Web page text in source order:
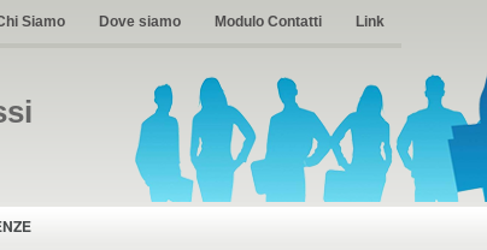
Siamo Dove siamo Modulo Contatti Link